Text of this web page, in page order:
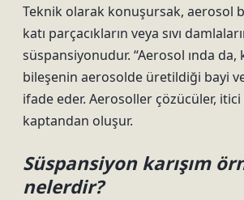
Teknik olarak konuşursak, aerosol
katı parçacıkların veya sıvı
süspansiyonudur. “Aerosol ında da,
bileşenin aerosolde üretildiği bayi
ifade eder. Aerosoller çözücüler, itici
kaptandan oluşur.
Süspansiyon karışım
nelerdir?